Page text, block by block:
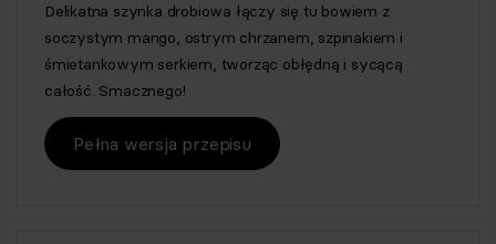
Delikatna szynka drobiowa łączy się tu bowiem z
soczystym mango, ostrym chrzanem, szpinakiem i
śmietankowym serkiem, tworząc obłędną i sycącą
całość. Smacznego!
Pełna wersja przepisu